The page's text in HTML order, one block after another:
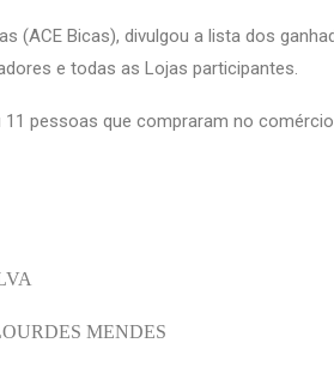
(ACE Bicas), divulgou a lista dos
e todas as Lojas participantes.
pessoas que compraram no
MENDES